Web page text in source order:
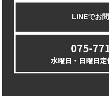
LINEでお
075-
水曜日・日曜日